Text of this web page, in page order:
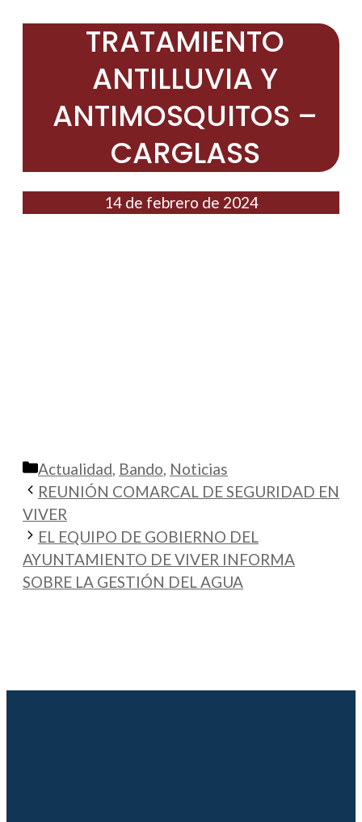
TRATAMIENTO
ANTILLUVIA Y
ANTIMOSQUITOS –
CARGLASS
14 de febrero de 2024
Categorías
Actualidad, Bando, Noticias
REUNIÓN COMARCAL DE SEGURIDAD EN
VIVER
EL EQUIPO DE GOBIERNO DEL
AYUNTAMIENTO DE VIVER INFORMA
SOBRE LA GESTIÓN DEL AGUA